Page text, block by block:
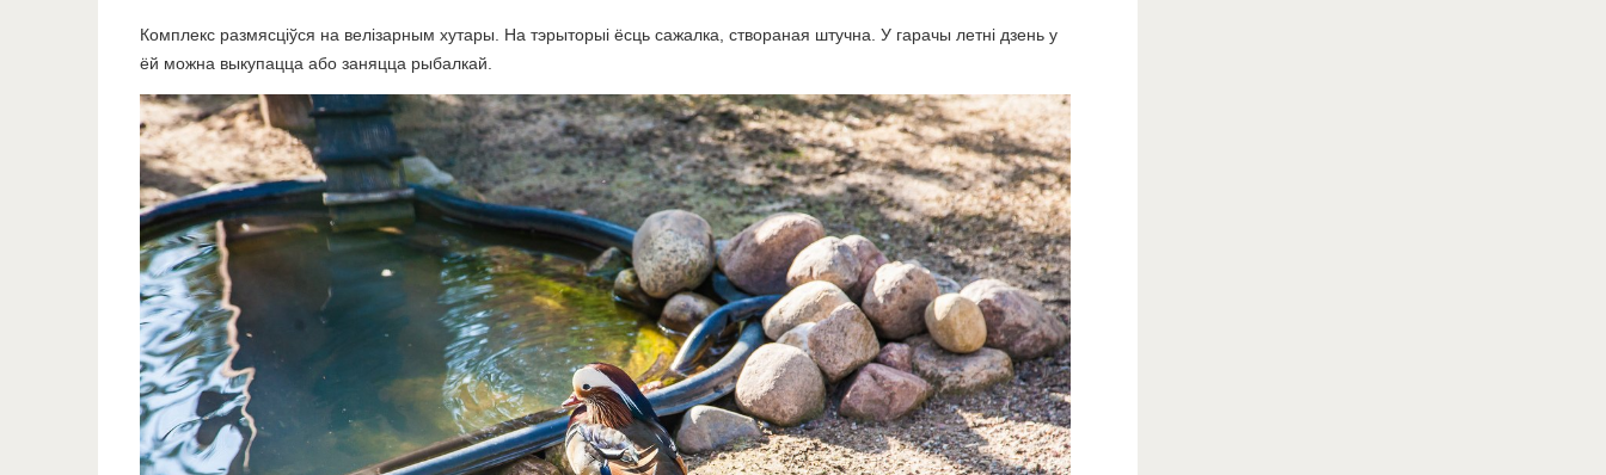
Комплекс размясціўся на велізарным хутары. На тэрыторыі ёсць сажалка, створаная штучна. У гарачы летні дзень у
ёй можна выкупацца або заняцца рыбалкай.